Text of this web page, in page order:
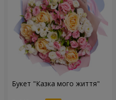
Букет "Казка мого життя"